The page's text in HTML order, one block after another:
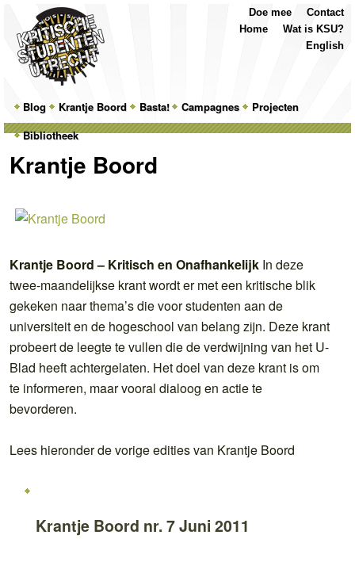
MainSkip
to
primary
Skip
to
secondary
Blog Krantje Boord Basta! Campagnes
Projecten
Bibliotheek
Contact
Doe mee
Wat is KSU?
Home
English
Krantje Boord
Krantje Boord – Kritisch en Onafhankelijk In deze
twee-maandelijkse krant wordt er met een kritische blik
gekeken naar thema’s die voor studenten aan de
universiteit en de hogeschool van belang zijn. Deze krant
probeert de leegte te vullen die de verdwijning van het U-
Blad heeft achtergelaten. Het doel van deze krant is om
te informeren, maar vooral dialoog en actie te
bevorderen.
Lees hieronder de vorige edities van Krantje Boord
Krantje Boord nr. 7 Juni 2011